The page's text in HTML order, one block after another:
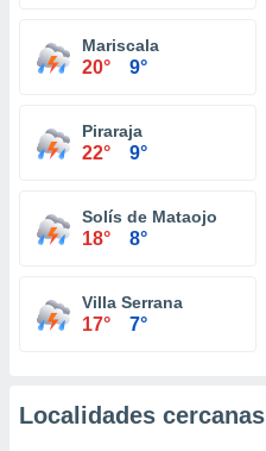
Mariscala
20° 9°
Piraraja
22° 9°
Solís de Mataojo
18° 8°
Villa Serrana
17° 7°
Localidades cercanas